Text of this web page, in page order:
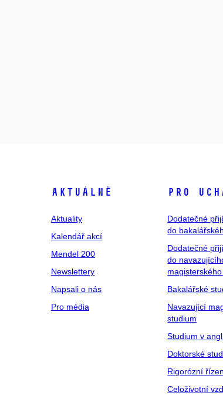
Aktuálně
Aktuality
Kalendář akcí
Mendel 200
Newslettery
Napsali o nás
Pro média
Pro
Dodatečné
do
Dodatečné
do
Bakalářské
Navazující
studium
Studium v
Doktorské
Rigorózní
Celoživotní